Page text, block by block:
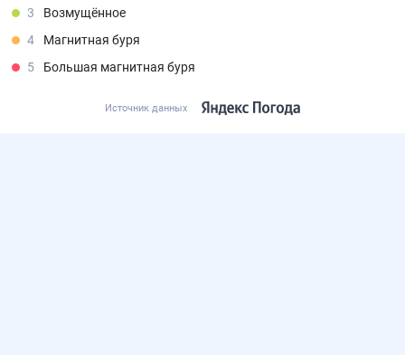
3
Возмущённое
4
Магнитная буря
5
Большая магнитная буря
Источник данных